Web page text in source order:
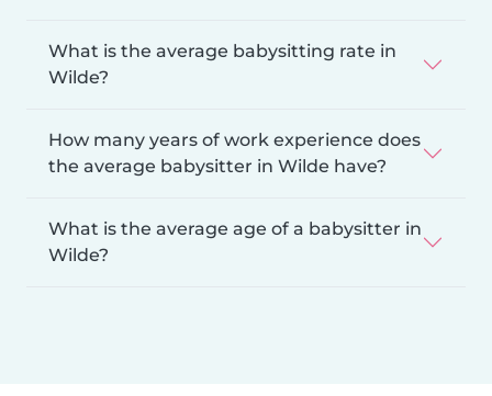
What is the average babysitting rate in
Wilde?
How many years of work experience does
the average babysitter in Wilde have?
What is the average age of a babysitter in
Wilde?